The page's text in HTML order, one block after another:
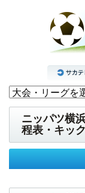
ニッパツ横
程表・キッ